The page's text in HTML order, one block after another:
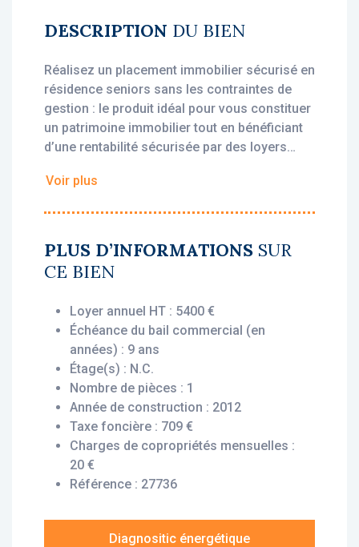
DESCRIPTION DU BIEN
Réalisez un placement immobilier sécurisé en
résidence seniors sans les contraintes de
gestion : le produit idéal pour vous constituer
un patrimoine immobilier tout en bénéficiant
d’une rentabilité sécurisée par des loyers
• Gestionnaire : Obeo
Vous bénéficiez du statut fiscal LMNP
d’impôt sur vos revenus locatifs. Le bien est
exploité par un gestionnaire professionnel
(Obeo), engagé par un bail commercial, vous
assurant le versement des loyers dès
l’acquisition, que le logement soit loué ou
Description du bien :
Cet appartement T1 situé au rez-de-chaussée
offre un agencement pratique et agréable :
avec kitchenette, une salle d'eau avec WC et
Voir plus
PLUS D’INFORMATIONS SUR
CE BIEN
Loyer annuel HT : 5400 €
Échéance du bail commercial (en
années) : 9 ans
Étage(s) : N.C.
Nombre de pièces : 1
Année de construction : 2012
Taxe foncière : 709 €
Charges de copropriétés mensuelles :
20 €
Référence : 27736
Diagnositic énergétique